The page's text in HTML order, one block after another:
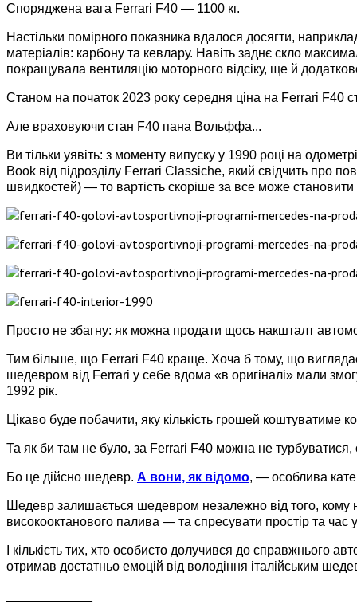
Споряджена вага Ferrari F40 — 1100 кг.
Настільки помірного показника вдалося досягти,
матеріалів: карбону та кевлару. Навіть заднє скло
покращувала вентиляцію моторного відсіку, ще й
Станом на початок 2023 року середня ціна на Ferrari F40
Але враховуючи стан F40 пана Вольффа...
Ви тільки уявіть: з моменту випуску у 1990 році на
Book від підрозділу Ferrari Classiche, який свідчить про
швидкостей) — то вартість скоріше за все може
Просто не збагну: як можна продати щось накшталт
Тим більше, що Ferrari F40 краще. Хоча б тому, що
шедевром від Ferrari у себе вдома «в оригіналі» мали
1992 рік.
Цікаво буде побачити, яку кількість грошей коштуватиме
Та як би там не було, за Ferrari F40 можна не турбуватися,
Бо це дійсно шедевр. А вони, як відомо, — особлива
Шедевр залишається шедевром незалежно від того, кому
високооктанового палива — та спресувати простір та час
І кількість тих, хто особисто долучився до
отримав достатньо емоцій від володіння італійським